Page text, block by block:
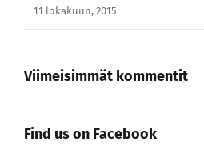
11 lokakuun, 2015
Viimeisimmät kommentit
Find us on Facebook